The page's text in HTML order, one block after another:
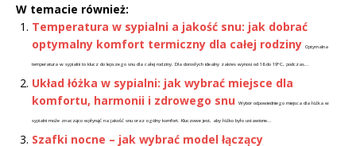
W temacie również:
Temperatura w sypialni a jakość snu: jak dobrać
optymalny komfort termiczny dla całej rodziny Optymalna
temperatura w sypialni to klucz do lepszego snu dla całej rodziny. Dla dorosłych idealny zakres wynosi od 16 do 19°C, podczas...
Układ łóżka w sypialni: jak wybrać miejsce dla
komfortu, harmonii i zdrowego snu
Wybór odpowiedniego miejsca dla łóżka w
sypialni może znacząco wpłynąć na jakość snu oraz ogólny komfort. Kluczowe jest, aby łóżko było ustawione...
Szafki nocne – jak wybrać model łączący